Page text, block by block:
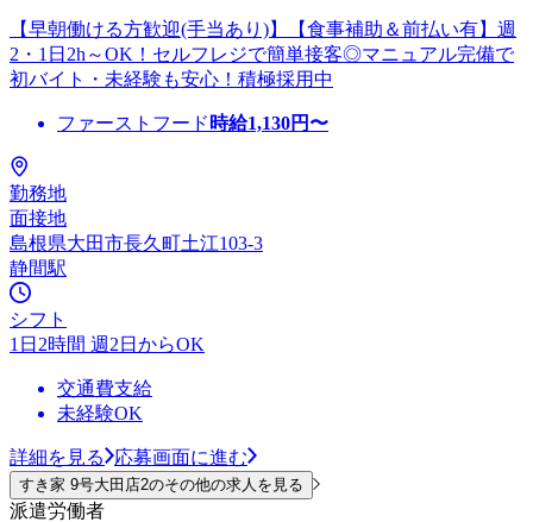
【早朝働ける方歓迎(手当あり)】【食事補助＆前払い有】週
2・1日2h～OK！セルフレジで簡単接客◎マニュアル完備で
初バイト・未経験も安心！積極採用中
ファーストフード 時給1,130円〜
勤務地
面接地
島根県大田市長久町土江103-3
静間駅
シフト
1日2時間 週2日からOK
交通費支給
未経験OK
詳細を見る 応募画面に進む
すき家 9号大田店2のその他の求人を見る
派遣労働者